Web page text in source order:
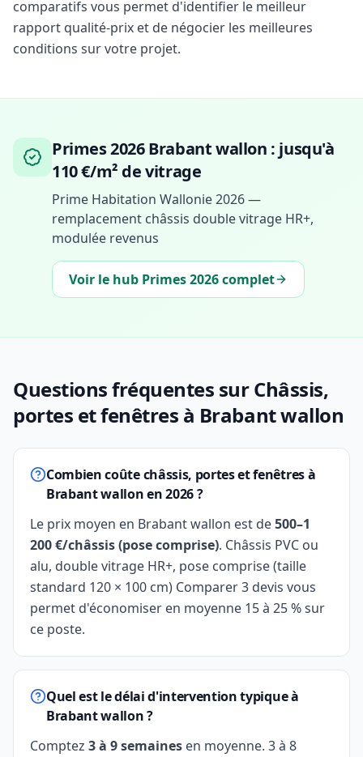
comparatifs vous permet d'identifier le meilleur
rapport qualité-prix et de négocier les meilleures
conditions sur votre projet.
Primes 2026 Brabant wallon : jusqu'à
110 €/m² de vitrage
Prime Habitation Wallonie 2026 —
remplacement châssis double vitrage HR+,
modulée revenus
Voir le hub Primes 2026 complet
Questions fréquentes sur Châssis,
portes et fenêtres à Brabant wallon
Combien coûte châssis, portes et fenêtres à
Brabant wallon en 2026 ?
Le prix moyen en Brabant wallon est de500–1
200 €/châssis (pose comprise). Châssis PVC ou
alu, double vitrage HR+, pose comprise (taille
standard 120 × 100 cm) Comparer 3 devis vous
permet d'économiser en moyenne 15 à 25 % sur
ce poste.
Quel est le délai d'intervention typique à
Brabant wallon ?
Comptez 3 à 9 semaines en moyenne. 3 à 8